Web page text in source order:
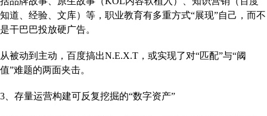
知道、经验、文库）等，职业教育有多重方式“展现”自己，而不
是干巴巴投放硬广告。
从被动到主动，百度搞出N.E.X.T，或实现了对“匹配”与“阈
值”难题的两面夹击。
3、存量运营构建可反复挖掘的“数字资产”